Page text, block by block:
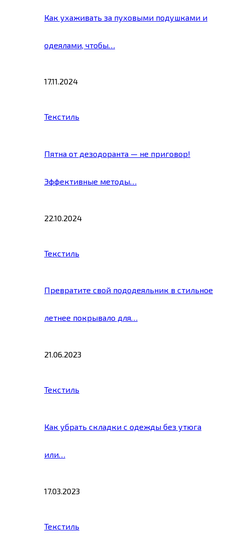
Как ухаживать за пуховыми подушками и
одеялами, чтобы…
17.11.2024
Текстиль
Пятна от дезодоранта — не приговор!
Эффективные методы…
22.10.2024
Текстиль
Превратите свой пододеяльник в стильное
летнее покрывало для…
21.06.2023
Текстиль
Как убрать складки с одежды без утюга
или…
17.03.2023
Текстиль